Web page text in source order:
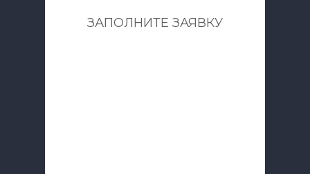
ЗАПОЛНИТЕ ЗАЯВКУ